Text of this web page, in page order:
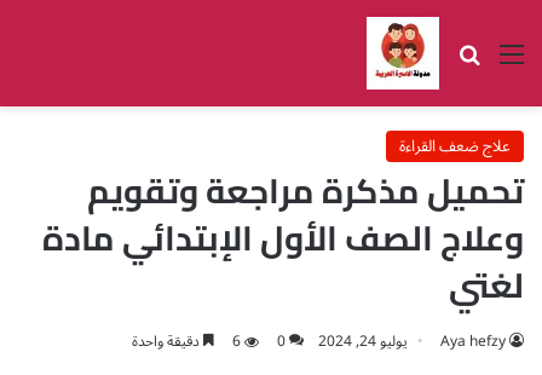
القائمة بحث عن
علاج ضعف القراءة
تحميل مذكرة مراجعة وتقويم
وعلاج الصف الأول الإبتدائي مادة
لغتي
Aya hefzy يوليو 24, 2024 0
6 دقيقة واحدة